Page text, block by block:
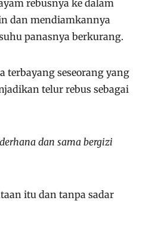
rebusnya ke dalam
dan mendiamkannya
panasnya berkurang.
terbayang seseorang yang
telur rebus sebagai
dan sama bergizi
itu dan tanpa sadar